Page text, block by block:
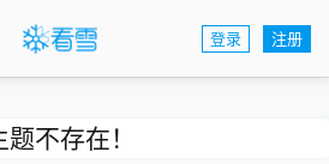
登录 注册
题不存在！